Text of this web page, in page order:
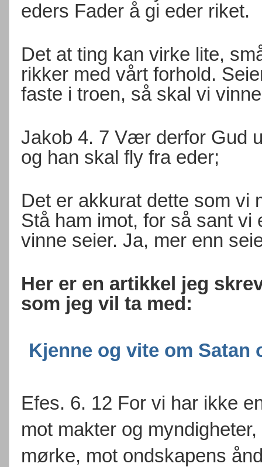
eders Fader å gi eder riket.
Det at ting kan virke lite,
rikker med vårt forhold.
faste i troen, så skal vi
Jakob 4. 7 Vær derfor Gud
og han skal fly fra eder;
Det er akkurat dette som vi
Stå ham imot, for så sant
vinne seier. Ja, mer enn
Her er en artikkel jeg
som jeg vil ta med:
Kjenne og vite om
Efes. 6. 12 For vi har ikke
mot makter og
mørke, mot ondskapens